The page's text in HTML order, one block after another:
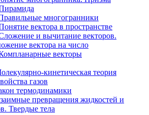
многогранники
вектора в пространстве
и вычитание векторов.
вектора на число
векторы
кинетическая теория
газов
термодинамики
превращения жидкостей и
Твердые тела